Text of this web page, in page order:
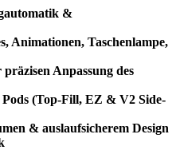
&
Animationen, Taschenlampe,
präzisen Anpassung des
(Top-Fill, EZ & V2 Side-
& auslaufsicherem Design